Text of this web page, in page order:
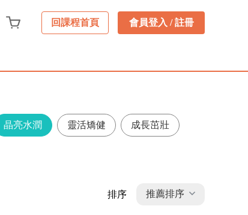
回課程首頁 會員登入 / 註冊
晶亮水潤 靈活矯健 成長茁壯
排序 推薦排序